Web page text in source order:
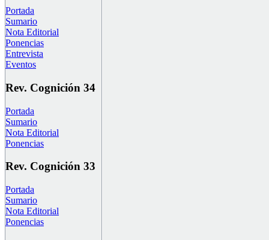
Portada
Sumario
Nota Editorial
Ponencias
Entrevista
Eventos
Rev. Cognición 34
Portada
Sumario
Nota Editorial
Ponencias
Rev. Cognición 33
Portada
Sumario
Nota Editorial
Ponencias